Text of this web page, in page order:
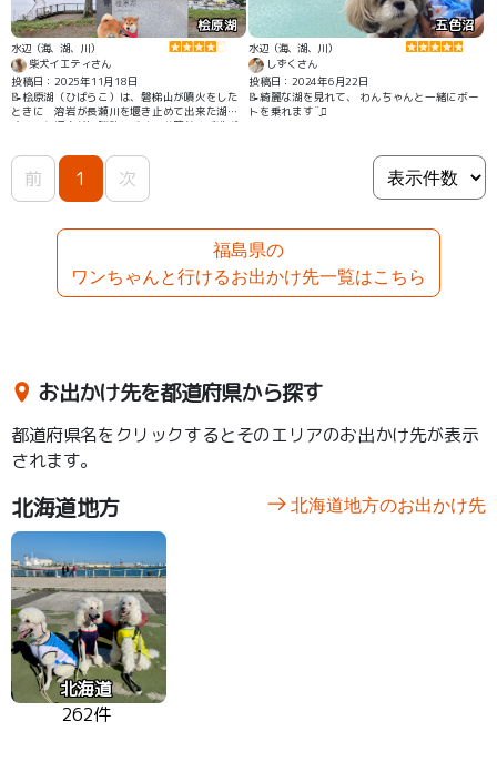
桧原湖
水辺（海、湖、川）
柴犬イエティさん
投稿日：2025年11月18日
📝桧原湖（ひばらこ）は、磐梯山が噴火をした
ときに 溶岩が長瀬川を堰き止めて出来た湖で
す🌋五色沼自然探勝路に近く、遊覧船や手漕ぎ
アクティビティもあってワンちゃん連れでもゆ
っくりできるスポットです☺️🐶
五色沼
水辺（海、湖、川）
しずくさん
投稿日：2024年6月22日
📝綺麗な湖を見れて、 わんちゃんと一緒にボー
トを乗れます¨̮⃝
前 1 次
福島県の
ワンちゃんと行けるお出かけ先一覧はこちら
お出かけ先を都道府県から探す
都道府県名をクリックするとそのエリアのお出かけ先が表示
されます。
北海道地方 北海道地方のお出かけ先
北海道
262件